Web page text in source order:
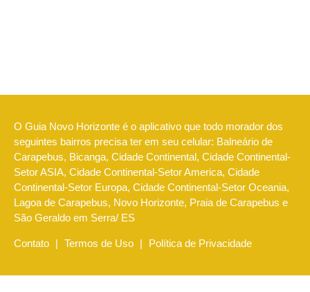
O Guia Novo Horizonte é o aplicativo que todo morador dos
seguintes bairros precisa ter em seu celular: Balneário de
Carapebus, Bicanga, Cidade Continental, Cidade Continental-
Setor ASIA, Cidade Continental-Setor America, Cidade
Continental-Setor Europa, Cidade Continental-Setor Oceania,
Lagoa de Carapebus, Novo Horizonte, Praia de Carapebus e
São Geraldo em Serra/ ES
Contato | Termos de Uso | Política de Privacidade